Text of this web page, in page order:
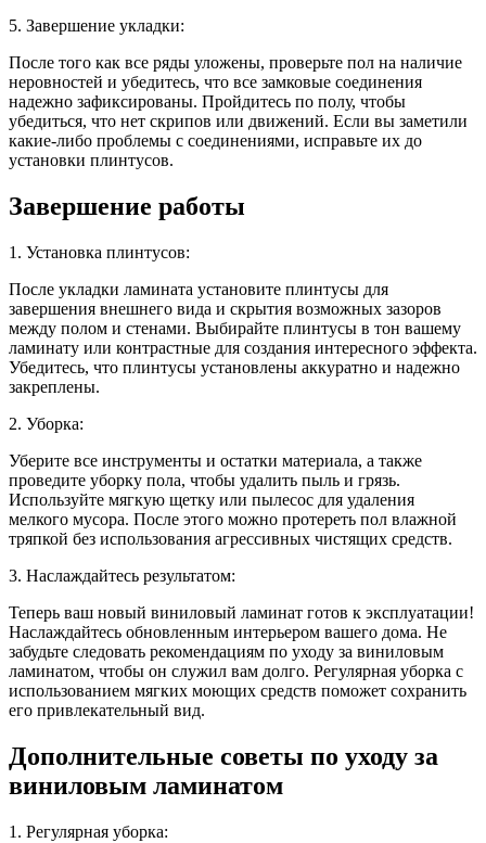
5. Завершение укладки:
После того как все ряды уложены, проверьте пол на наличие
неровностей и убедитесь, что все замковые соединения
надежно зафиксированы. Пройдитесь по полу, чтобы
убедиться, что нет скрипов или движений. Если вы заметили
какие-либо проблемы с соединениями, исправьте их до
установки плинтусов.
Завершение работы
1. Установка плинтусов:
После укладки ламината установите плинтусы для
завершения внешнего вида и скрытия возможных зазоров
между полом и стенами. Выбирайте плинтусы в тон вашему
ламинату или контрастные для создания интересного эффекта.
Убедитесь, что плинтусы установлены аккуратно и надежно
закреплены.
2. Уборка:
Уберите все инструменты и остатки материала, а также
проведите уборку пола, чтобы удалить пыль и грязь.
Используйте мягкую щетку или пылесос для удаления
мелкого мусора. После этого можно протереть пол влажной
тряпкой без использования агрессивных чистящих средств.
3. Наслаждайтесь результатом:
Теперь ваш новый виниловый ламинат готов к эксплуатации!
Наслаждайтесь обновленным интерьером вашего дома. Не
забудьте следовать рекомендациям по уходу за виниловым
ламинатом, чтобы он служил вам долго. Регулярная уборка с
использованием мягких моющих средств поможет сохранить
его привлекательный вид.
Дополнительные советы по уходу за
виниловым ламинатом
1. Регулярная уборка: